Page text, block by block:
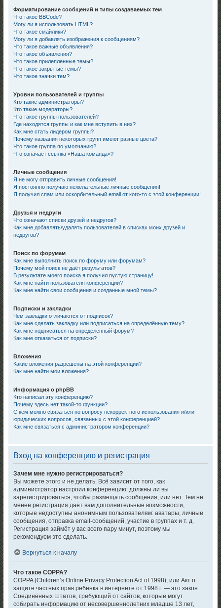
Форматирование сообщений и типы создаваемых тем
Что такое BBCode?
Могу ли я использовать HTML?
Что такое смайлики?
Могу ли я добавлять изображения к сообщениям?
Что такое важные объявления?
Что такое объявления?
Что такое прилепленные темы?
Что такое закрытые темы?
Что такое значки тем?
Уровни пользователей и группы
Кто такие администраторы?
Кто такие модераторы?
Что такое группы пользователей?
Где находятся группы и как мне вступить в них?
Как мне стать лидером группы?
Почему названия некоторых групп имеют разные цвета?
Что такое группа по умолчанию?
Что означает ссылка «Наша команда»?
Личные сообщения
Я не могу отправить личные сообщения!
Я постоянно получаю нежелательные личные сообщения!
Я получил спам или оскорбительный email от кого-то с этой конференции!
Друзья и недруги
Что означают списки друзей и недругов?
Как мне добавлять/удалять пользователей в списках моих друзей и
недругов?
Поиск по форумам
Как мне выполнить поиск по форуму или форумам?
Почему мой поиск не даёт результатов?
В результате моего поиска я получил пустую страницу!
Как мне найти пользователя конференции?
Как мне найти свои сообщения и созданные мной темы?
Подписки и закладки
Чем закладки отличаются от подписок?
Как мне сделать закладку или подписаться на определённую тему?
Как мне подписаться на определённый форум?
Как мне отказаться от подписки?
Вложения
Какие вложения разрешены на этой конференции?
Как мне найти мои вложения?
Информация о phpBB
Кто написал эту конференцию?
Почему здесь нет такой-то функции?
С кем можно связаться по вопросу некорректного использования и/или
юридических вопросов, связанных с этой конференцией?
Как мне связаться с администратором конференции?
Вход на конференцию и регистрация
Зачем мне нужно регистрироваться?
Вы можете этого и не делать. Всё зависит от того, как
администратор настроил конференцию: должны ли вы
зарегистрироваться, чтобы размещать сообщения, или нет. Тем не
менее регистрация даёт вам дополнительные возможности,
которые недоступны анонимным пользователям: аватары, личные
сообщения, отправка email-сообщений, участие в группах и т. д.
Регистрация займёт у вас всего пару минут, поэтому мы
рекомендуем это сделать.
Вернуться к началу
Что такое COPPA?
COPPA (Children’s Online Privacy Protection Act of 1998), или Акт о
защите частных прав ребёнка в интернете от 1998 г. — это закон
Соединённых Штатов, требующий от сайтов, которые могут
собирать информацию от несовершеннолетних младше 13 лет,